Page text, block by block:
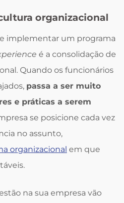
organizacional
implementar um programa
é a consolidação de
Quando os funcionários
passa a ser muito
e práticas a serem
se posicione cada vez
no assunto,
organizacional em que
na sua empresa vão